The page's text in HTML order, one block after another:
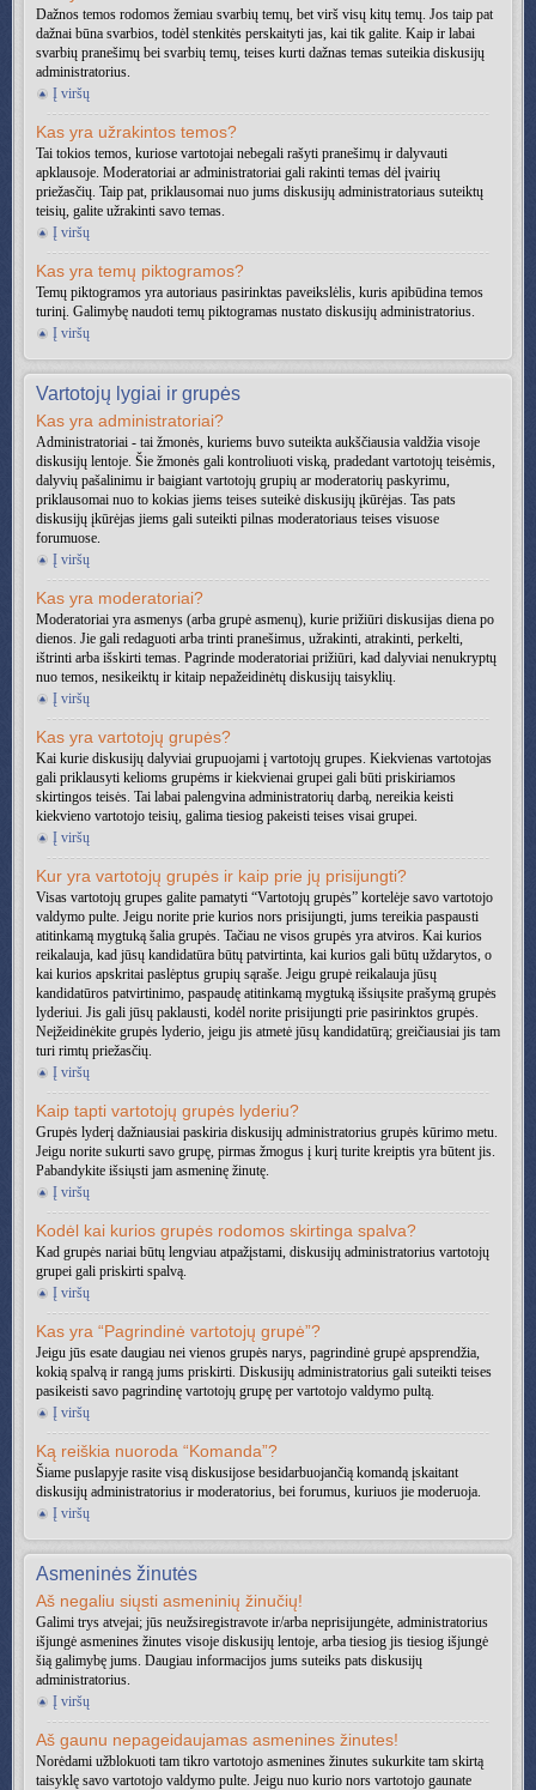
Dažnos temos rodomos žemiau svarbių temų, bet virš visų kitų temų. Jos taip pat
dažnai būna svarbios, todėl stenkitės perskaityti jas, kai tik galite. Kaip ir labai
svarbių pranešimų bei svarbių temų, teises kurti dažnas temas suteikia diskusijų
administratorius.
Į viršų
Kas yra užrakintos temos?
Tai tokios temos, kuriose vartotojai nebegali rašyti pranešimų ir dalyvauti
apklausoje. Moderatoriai ar administratoriai gali rakinti temas dėl įvairių
priežasčių. Taip pat, priklausomai nuo jums diskusijų administratoriaus suteiktų
teisių, galite užrakinti savo temas.
Į viršų
Kas yra temų piktogramos?
Temų piktogramos yra autoriaus pasirinktas paveikslėlis, kuris apibūdina temos
turinį. Galimybę naudoti temų piktogramas nustato diskusijų administratorius.
Į viršų
Vartotojų lygiai ir grupės
Kas yra administratoriai?
Administratoriai - tai žmonės, kuriems buvo suteikta aukščiausia valdžia visoje
diskusijų lentoje. Šie žmonės gali kontroliuoti viską, pradedant vartotojų teisėmis,
dalyvių pašalinimu ir baigiant vartotojų grupių ar moderatorių paskyrimu,
priklausomai nuo to kokias jiems teises suteikė diskusijų įkūrėjas. Tas pats
diskusijų įkūrėjas jiems gali suteikti pilnas moderatoriaus teises visuose
forumuose.
Į viršų
Kas yra moderatoriai?
Moderatoriai yra asmenys (arba grupė asmenų), kurie prižiūri diskusijas diena po
dienos. Jie gali redaguoti arba trinti pranešimus, užrakinti, atrakinti, perkelti,
ištrinti arba išskirti temas. Pagrinde moderatoriai prižiūri, kad dalyviai nenukryptų
nuo temos, nesikeiktų ir kitaip nepažeidinėtų diskusijų taisyklių.
Į viršų
Kas yra vartotojų grupės?
Kai kurie diskusijų dalyviai grupuojami į vartotojų grupes. Kiekvienas vartotojas
gali priklausyti kelioms grupėms ir kiekvienai grupei gali būti priskiriamos
skirtingos teisės. Tai labai palengvina administratorių darbą, nereikia keisti
kiekvieno vartotojo teisių, galima tiesiog pakeisti teises visai grupei.
Į viršų
Kur yra vartotojų grupės ir kaip prie jų prisijungti?
Visas vartotojų grupes galite pamatyti “Vartotojų grupės” kortelėje savo vartotojo
valdymo pulte. Jeigu norite prie kurios nors prisijungti, jums tereikia paspausti
atitinkamą mygtuką šalia grupės. Tačiau ne visos grupės yra atviros. Kai kurios
reikalauja, kad jūsų kandidatūra būtų patvirtinta, kai kurios gali būtų uždarytos, o
kai kurios apskritai paslėptus grupių sąraše. Jeigu grupė reikalauja jūsų
kandidatūros patvirtinimo, paspaudę atitinkamą mygtuką išsiųsite prašymą grupės
lyderiui. Jis gali jūsų paklausti, kodėl norite prisijungti prie pasirinktos grupės.
Neįžeidinėkite grupės lyderio, jeigu jis atmetė jūsų kandidatūrą; greičiausiai jis tam
turi rimtų priežasčių.
Į viršų
Kaip tapti vartotojų grupės lyderiu?
Grupės lyderį dažniausiai paskiria diskusijų administratorius grupės kūrimo metu.
Jeigu norite sukurti savo grupę, pirmas žmogus į kurį turite kreiptis yra būtent jis.
Pabandykite išsiųsti jam asmeninę žinutę.
Į viršų
Kodėl kai kurios grupės rodomos skirtinga spalva?
Kad grupės nariai būtų lengviau atpažįstami, diskusijų administratorius vartotojų
grupei gali priskirti spalvą.
Į viršų
Kas yra “Pagrindinė vartotojų grupė”?
Jeigu jūs esate daugiau nei vienos grupės narys, pagrindinė grupė apsprendžia,
kokią spalvą ir rangą jums priskirti. Diskusijų administratorius gali suteikti teises
pasikeisti savo pagrindinę vartotojų grupę per vartotojo valdymo pultą.
Į viršų
Ką reiškia nuoroda “Komanda”?
Šiame puslapyje rasite visą diskusijose besidarbuojančią komandą įskaitant
diskusijų administratorius ir moderatorius, bei forumus, kuriuos jie moderuoja.
Į viršų
Asmeninės žinutės
Aš negaliu siųsti asmeninių žinučių!
Galimi trys atvejai; jūs neužsiregistravote ir/arba neprisijungėte, administratorius
išjungė asmenines žinutes visoje diskusijų lentoje, arba tiesiog jis tiesiog išjungė
šią galimybę jums. Daugiau informacijos jums suteiks pats diskusijų
administratorius.
Į viršų
Aš gaunu nepageidaujamas asmenines žinutes!
Norėdami užblokuoti tam tikro vartotojo asmenines žinutes sukurkite tam skirtą
taisyklę savo vartotojo valdymo pulte. Jeigu nuo kurio nors vartotojo gaunate